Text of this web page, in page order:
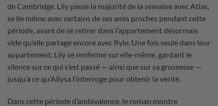
de Cambridge. Lily passe la majorité de la semaine avec Atlas,
se lie même avec certains de ses amis proches pendant cette
période, avant de se retirer dans l’appartement désormais
vide qu’elle partage encore avec Ryle. Une fois seule dans leur
appartement, Lily se renferme sur elle-même, gardant le
silence sur ce qui s’est passé — ainsi que sur sa grossesse —
jusqu’à ce qu’Allysa l’interroge pour obtenir la vérité.
Dans cette période d’ambivalence, le roman montre